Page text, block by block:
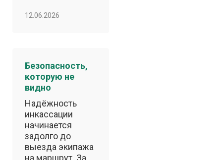
12.06.2026
Безопасность,
которую не
видно
Надёжность
инкассации
начинается
задолго до
выезда экипажа
на маршрут. За